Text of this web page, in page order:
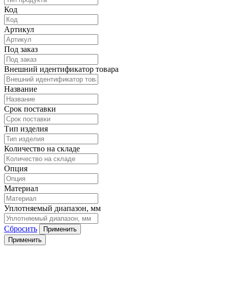
Код
Артикул
Под заказ
Внешний идентификатор товара
Название
Срок поставки
Тип изделия
Количество на складе
Опция
Материал
Уплотняемый диапазон, мм
Сбросить